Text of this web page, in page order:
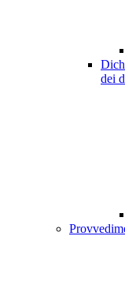
dei